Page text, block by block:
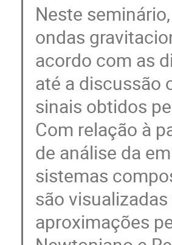
Neste
ondas
acordo com as
até a discussão
sinais obtidos
Com relação à
de análise da
sistemas
são
aproximações